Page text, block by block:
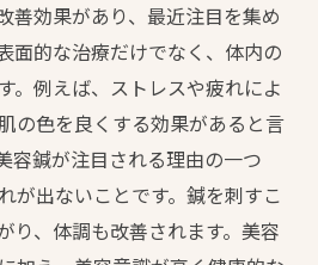
善効果があり、最近注目を集め
面的な治療だけでなく、体内の
。例えば、ストレスや疲れによ
の色を良くする効果があると言
容鍼が注目される理由の一つ
が出ないことです。鍼を刺すこ
り、体調も改善されます。美容